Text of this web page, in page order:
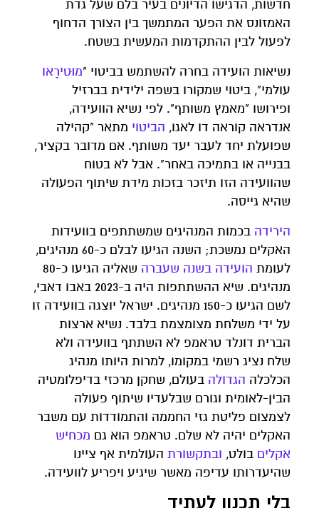
חדשות, הדגישו הדיונים בעיר בלם שעל גדת
האמזונס את הפער המתמשך בין הצורך הדחוף
לפעול לבין ההתקדמות המעשית בשטח.
נשיאות הועידה בחרה להשתמש בביטוי "מוטיראו
עולמי", ביטוי שמקורו בשפה ילידית בברזיל
ופירושו "מאמץ משותף". לפי נשיא הוועידה,
אנדראה קוראה דו לאגו, הביטוי מתאר "קהילה
שפועלת יחד לעבר יעד משותף. אם מדובר בקציר,
בבנייה או בתמיכה באחר". אבל לא בטוח
שהוועידה הזו תיזכר בזכות מידת שיתוף הפעולה
שהיא גייסה.
הירידה בכמות המנהיגים שמשתתפים בוועידות
האקלים נמשכת; השנה הגיעו לבלם כ-60 מנהיגים,
לעומת הועידה בשנה שעברה
שאליה הגיעו כ-80
מנהיגים. שיא ההשתתפות היה ב-2023 באבו דאבי,
לשם הגיעו כ-150 מנהיגים. ישראל יוצגה בוועידה זו
על ידי משלחת מצומצמת בלבד. נשיא ארצות
הברית דונלד טראמפ לא השתתף בוועידה ולא
שלח נציג רשמי במקומו, למרות היותו מנהיג
הכלכלה הגדולה בעולם, שחקן מרכזי בדיפלומטיה
הבין-לאומית וגורם שבלעדיו שיתוף פעולה
לצמצום פליטת גזי החממה והתמודדות עם משבר
האקלים יהיה לא שלם. טראמפ הוא גם מכחיש
אקלים בולט, ובתקשורת העולמית אף ציינו
שהיעדרותו עדיפה מאשר שיגיע ויפריע לוועידה.
בלי תכנון לעתיד